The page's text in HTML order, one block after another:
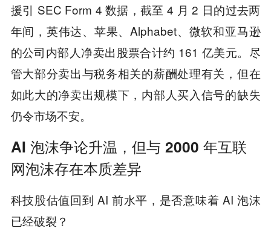
援引 SEC Form 4 数据，截至 4 月 2 日的过去两
年间，英伟达、苹果、Alphabet、微软和亚马逊
的公司内部人净卖出股票合计约 161 亿美元。尽
管大部分卖出与税务相关的薪酬处理有关，但在
如此大的净卖出规模下，内部人买入信号的缺失
仍令市场不安。
AI 泡沫争论升温，但与 2000 年互联
网泡沫存在本质差异
科技股估值回到 AI 前水平，是否意味着 AI 泡沫
已经破裂？